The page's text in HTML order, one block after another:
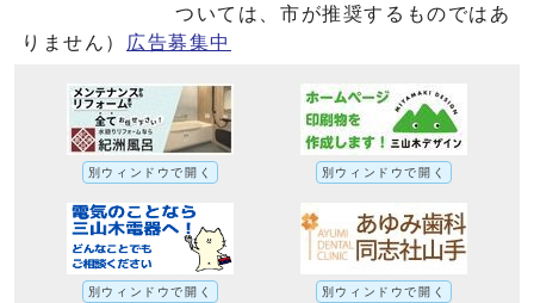
ついては、市が推奨するものではあ
りません）
広告募集中
別ウィンドウで開く 別ウィンドウで開く
別ウィンドウで開く 別ウィンドウで開く